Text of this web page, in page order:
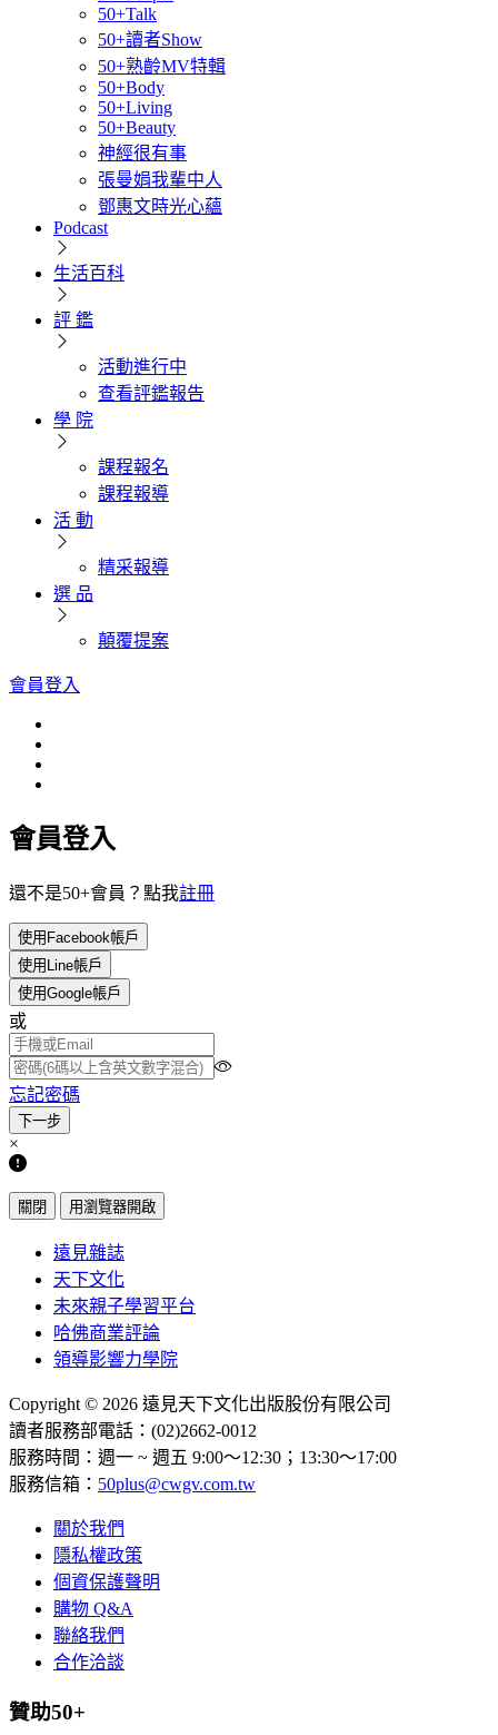
50+Talk
50+讀者Show
50+熟齡MV特輯
50+Body
50+Living
50+Beauty
神經很有事
張曼娟我輩中人
鄧惠文時光心蘊
Podcast
生活百科
評 鑑
活動進行中
查看評鑑報告
學 院
課程報名
課程報導
活 動
精采報導
選 品
顛覆提案
會員登入
會員登入
還不是50+會員？點我註冊
使用Facebook帳戶
使用Line帳戶
使用Google帳戶
或
忘記密碼
×
關閉 用瀏覽器開啟
遠見雜誌
天下文化
未來親子學習平台
哈佛商業評論
領導影響力學院
Copyright © 2026 遠見天下文化出版股份有限公司
讀者服務部電話：(02)2662-0012
服務時間：週一 ~ 週五 9:00～12:30；13:30～17:00
服務信箱： 50plus@cwgv.com.tw
關於我們
隱私權政策
個資保護聲明
購物 Q&A
聯絡我們
合作洽談
贊助50+